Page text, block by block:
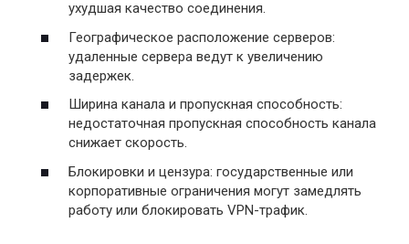
ухудшая качество соединения.
Географическое расположение серверов:
удаленные сервера ведут к увеличению
задержек.
Ширина канала и пропускная способность:
недостаточная пропускная способность канала
снижает скорость.
Блокировки и цензура: государственные или
корпоративные ограничения могут замедлять
работу или блокировать VPN-трафик.